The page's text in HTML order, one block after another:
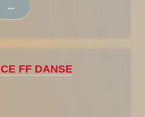
...
FF DANSE